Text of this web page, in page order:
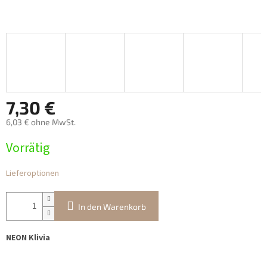
7,30 €
6,03 € ohne MwSt.
Vorrätig
Lieferoptionen
In den Warenkorb
NEON Klivia